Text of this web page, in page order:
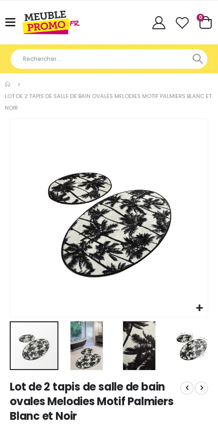
Basculer
Cart
0
LOT DE 2 TAPIS DE SALLE DE BAIN OVALES MELODIES MOTIF PALMIERS BLANC ET
NOIR
to
beginning
of
Lot de 2 tapis de salle de bain
ovales Melodies Motif Palmiers
Blanc et Noir